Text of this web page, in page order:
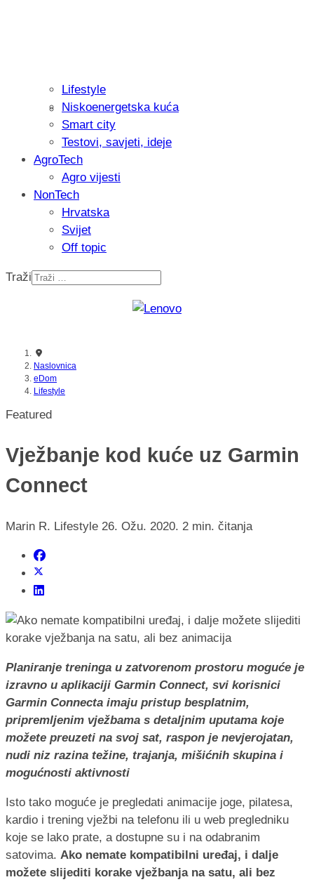
Isprobali smo: Thermostar
Recenzija: Einhell Professional CP-
Lifestyle
Niskoenergetska kuća
Smart city
Testovi, savjeti, ideje
AgroTech
Agro vijesti
NonTech
Hrvatska
Svijet
Off topic
Traži
Naslovnica
eDom
Lifestyle
Featured
Vježbanje kod kuće uz Garmin
Connect
Marin R. Lifestyle 26. Ožu. 2020. 2 min. čitanja
Planiranje treninga u zatvorenom prostoru moguće je
izravno u aplikaciji Garmin Connect, svi korisnici
Garmin Connecta imaju pristup besplatnim,
pripremljenim vježbama s detaljnim uputama koje
možete preuzeti na svoj sat, raspon je nevjerojatan,
nudi niz razina težine, trajanja, mišićnih skupina i
mogućnosti aktivnosti
Isto tako moguće je pregledati animacije joge, pilatesa,
kardio i trening vježbi na telefonu ili u web pregledniku
koje se lako prate, a dostupne su i na odabranim
satovima. Ako nemate kompatibilni uređaj, i dalje
možete slijediti korake vježbanja na satu, ali bez